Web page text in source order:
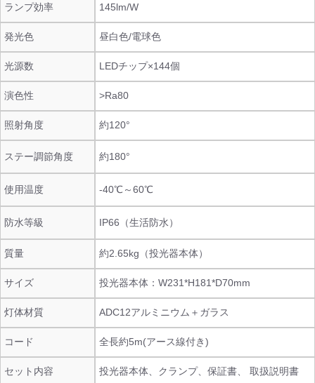
ランプ効率 145lm/W
発光色 昼白色/電球色
光源数 LEDチップ×144個
演色性 >Ra80
照射角度 約120°
ステー調節角度 約180°
使用温度 -40℃～60℃
防水等級 IP66（生活防水）
質量 約2.65kg（投光器本体）
サイズ 投光器本体：W231*H181*D70mm
灯体材質 ADC12アルミニウム＋ガラス
コード 全長約5m(アース線付き)
セット内容 投光器本体、クランプ、保証書、 取扱説明書